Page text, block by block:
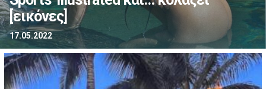
[εικόνες]
17.05.2022